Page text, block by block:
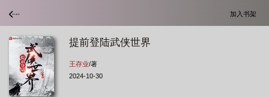
加入书架
提前登陆武侠世界
王存业/著
2024-10-30